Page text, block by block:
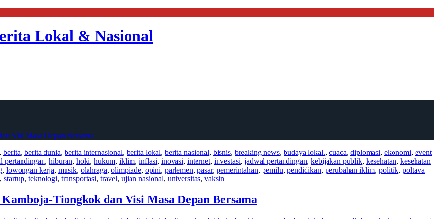
Lokal & Nasional
Visi Masa Depan Bersama
, berita, berita dunia, berita internasional, berita lokal, berita nasional, bisnis, breaking news, budaya lokal., cuaca, diplomasi, ekonomi, event
pertandingan, hiburan, hoki, hukum, iklim, inflasi, inovasi, internet, investasi, jadwal pertandingan, kebijakan publik, kesehatan, kesehatan
, lowongan kerja, musik, olahraga, olimpiade, opini, parlemen, pasar, pemerintahan, pemilu, pendidikan, perubahan iklim, politik, poltava
, startup, teknologi, transportasi, travel, ujian nasional, universitas, vaksin
Tiongkok dan Visi Masa Depan Bersama